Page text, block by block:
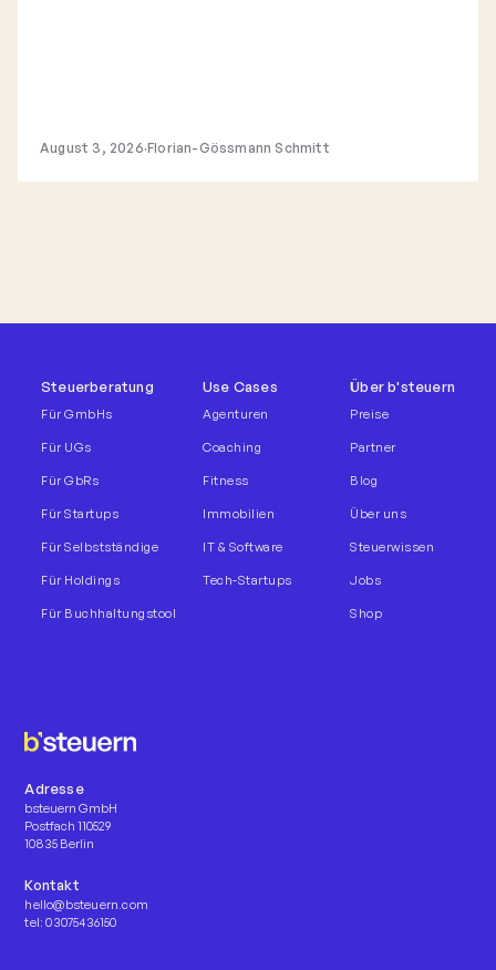
August 3, 2026·Florian-Gössmann Schmitt
Adresse
bsteuern GmbH
Postfach 110529
10835 Berlin
Kontakt
hello@bsteuern.com
tel: 03075436150
Steuerberatung
Für GmbHs
Für UGs
Für GbRs
Für Startups
Für Selbstständige
Für Holdings
Für Buchhaltungstool
Use Cases
Agenturen
Coaching
Fitness
Immobilien
IT & Software
Tech-Startups
Über b'steuern
Preise
Partner
Blog
Über uns
Steuerwissen
Jobs
Shop